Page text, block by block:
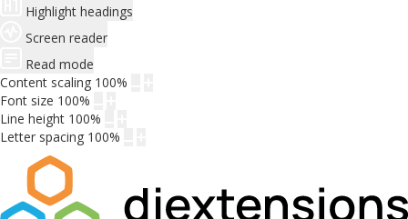
Highlight headings
Screen reader
Read mode
Content scaling 100%
Font size 100%
Line height 100%
Letter spacing 100%